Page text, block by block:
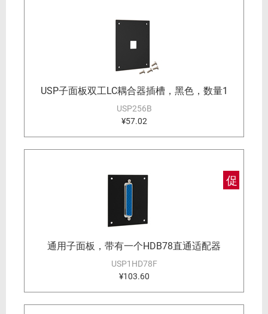
USP子面板双工LC耦合器插槽，黑色，数量1
USP256B
¥57.02
促
通用子面板，带有一个HDB78直通适配器
USP1HD78F
¥103.60